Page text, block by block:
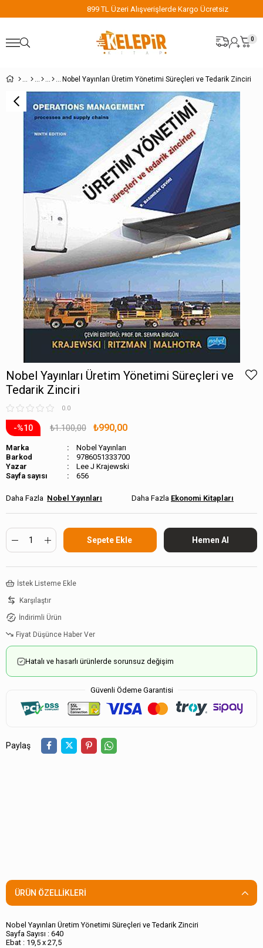
899 TL Üzeri Alışverişlerde Kargo Ücretsiz
0
Nobel Yayınları Üretim Yönetimi Süreçleri ve Tedarik Zinciri
Nobel Yayınları Üretim Yönetimi Süreçleri ve
Tedarik Zinciri
0.0
10 ₺1.100,00 ₺990,00
Marka
Nobel Yayınları
Barkod
9786051333700
Lee J Krajewski
Sayfa sayısı
656
Nobel Yayınları Ekonomi Kitapları
İstek Listeme Ekle
Karşılaştır
İndirimli Ürün
Fiyat Düşünce Haber Ver
Hatalı ve hasarlı ürünlerde sorunsuz değişim
Güvenli Ödeme Garantisi
Paylaş
ÜRÜN ÖZELLIKLERI
Nobel Yayınları Üretim Yönetimi Süreçleri ve Tedarik Zinciri
Sayfa Sayısı : 640
Ebat : 19,5 x 27,5